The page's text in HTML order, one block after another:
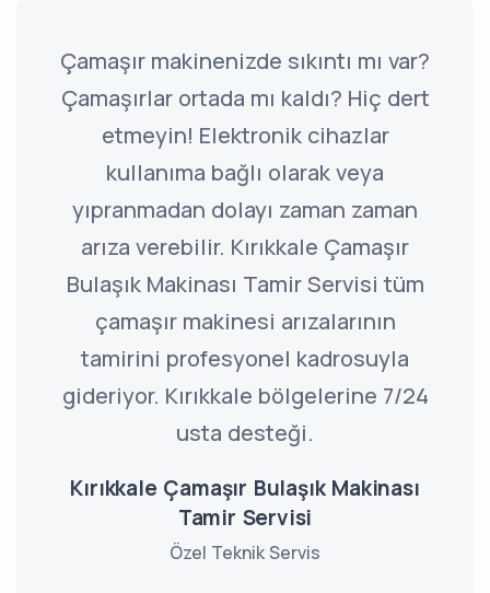
Çamaşır makinenizde sıkıntı mı var?
Çamaşırlar ortada mı kaldı? Hiç dert
etmeyin! Elektronik cihazlar
kullanıma bağlı olarak veya
yıpranmadan dolayı zaman zaman
arıza verebilir. Kırıkkale Çamaşır
Bulaşık Makinası Tamir Servisi tüm
çamaşır makinesi arızalarının
tamirini profesyonel kadrosuyla
gideriyor. Kırıkkale bölgelerine 7/24
usta desteği.
Kırıkkale Çamaşır Bulaşık Makinası
Tamir Servisi
Özel Teknik Servis